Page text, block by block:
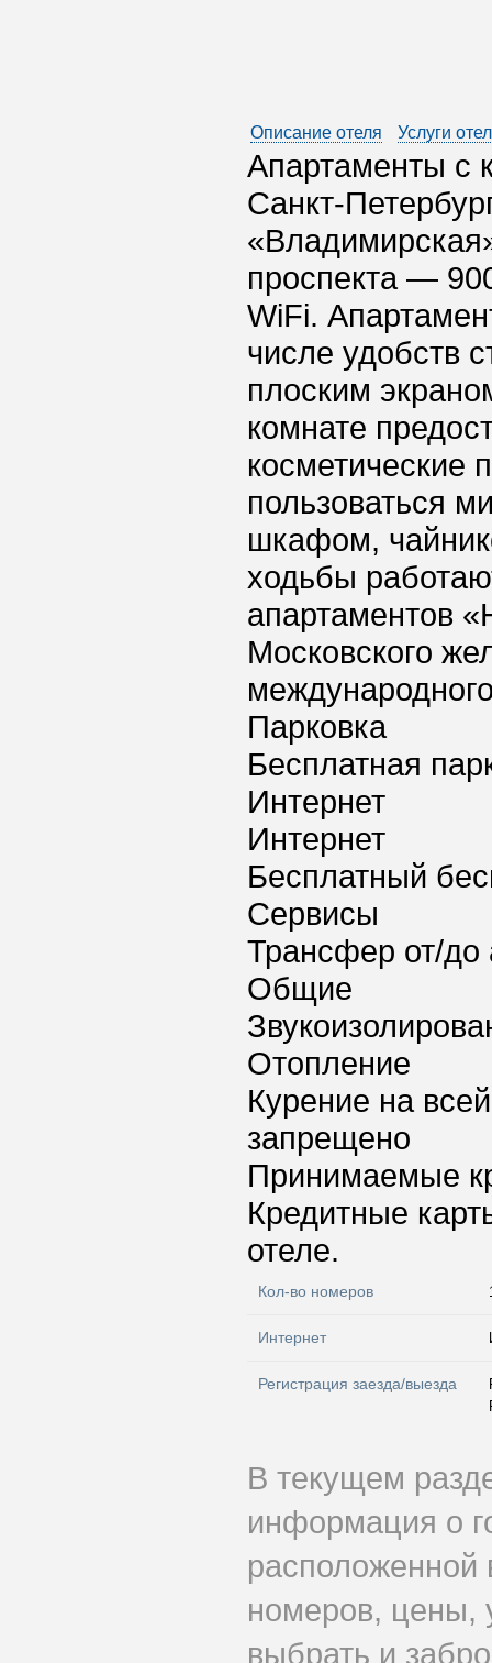
Описание отеля Услуги
Апартаменты с
Санкт-
проспекта —
WiFi.
числе удобств
плоским
комнате
косметические
пользоваться
шкафом,
ходьбы
апартаментов
Московского
Парковка
Бесплатная
Интернет
Интернет
Бесплатный
Сервисы
Трансфер от/до
Общие
Отопление
Курение на
запрещено
Принимаемые
Кредитные
отеле.
Кол-во номеров
Интернет
Регистрация заезда/выезда
В текущем
информация о
расположенной
номеров, цены,
выбрать и